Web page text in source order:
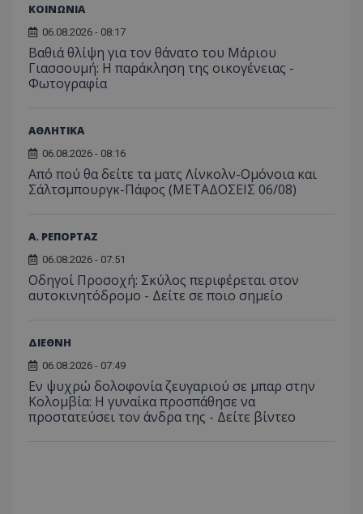
ΚΟΙΝΩΝΙΑ
06.08.2026 - 08:17
Βαθιά θλίψη για τον θάνατο του Μάριου
Γιασσουμή: Η παράκληση της οικογένειας -
Φωτογραφία
ΑΘΛΗΤΙΚΑ
06.08.2026 - 08:16
Από πού θα δείτε τα ματς Λίνκολν-Ομόνοια και
Σάλτσμπουργκ-Πάφος (ΜΕΤΑΔΟΣΕΙΣ 06/08)
Α. ΡΕΠΟΡΤΑΖ
06.08.2026 - 07:51
Οδηγοί Προσοχή: Σκύλος περιφέρεται στον
αυτοκινητόδρομο - Δείτε σε ποιο σημείο
ΔΙΕΘΝΗ
06.08.2026 - 07:49
Εν ψυχρώ δολοφονία ζευγαριού σε μπαρ στην
Κολομβία: Η γυναίκα προσπάθησε να
προστατεύσει τον άνδρα της - Δείτε βίντεο